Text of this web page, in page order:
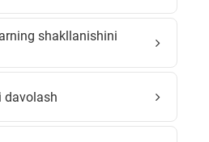
shakllanishini
davolash